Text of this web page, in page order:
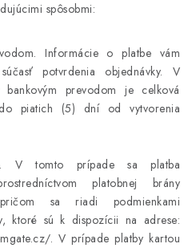
spôsobmi:
Informácie o platbe vám
potvrdenia objednávky. V
bankovým prevodom je celková
piatich (5) dní od vytvorenia
V tomto prípade sa platba
platobnej brány
sa riadi podmienkami
ktoré sú k dispozícii na adrese:
. V prípade platby kartou